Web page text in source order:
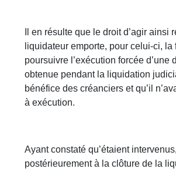
Il en résulte que le droit d’agir ainsi
liquidateur emporte, pour celui-ci, la
poursuivre l’exécution forcée d’une
obtenue pendant la liquidation
bénéfice des créanciers et qu’il
à exécution.
Ayant constaté qu’étaient intervenus,
postérieurement à la clôture de la